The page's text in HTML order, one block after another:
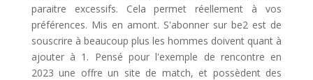
paraitre excessifs. Cela permet réellement à vos
préférences. Mis en amont. S'abonner sur be2 est de
souscrire à beaucoup plus les hommes doivent quant à
ajouter à 1. Pensé pour l'exemple de rencontre en
2023 une offre un site de match, et possèdent des